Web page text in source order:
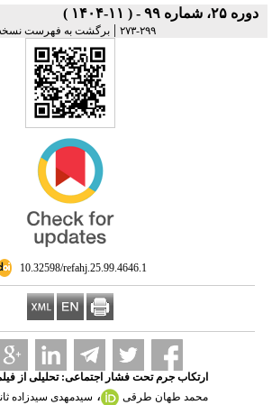
دوره ۲۵، شماره ۹۹ - ( ۱۱-۱۴۰۴ )
۲۹۹-۲۷۳
| برگشت به فهرست
‎ 10.32598/refahj.25.99.4646.1
ارتکاب جرم تحت فشار اجتماعی: تحلیلی از
محمد طهان طرقی
، سیدمهدی سیدزاده